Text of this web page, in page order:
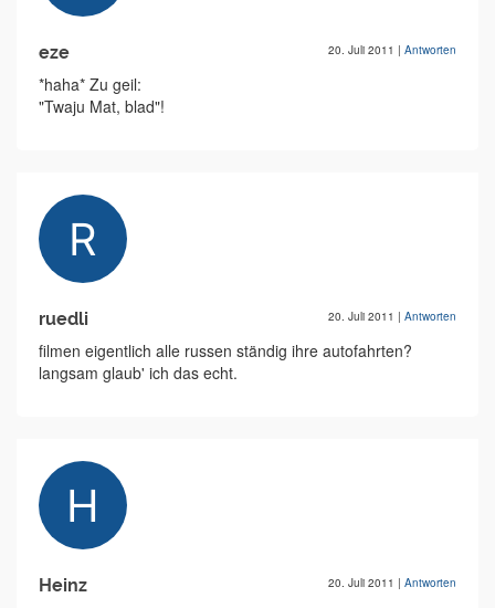
eze 20. Juli 2011 | Antworten
*haha* Zu geil:
"Twaju Mat, blad"!
ruedli 20. Juli 2011 | Antworten
filmen eigentlich alle russen ständig ihre autofahrten?
langsam glaub' ich das echt.
Heinz 20. Juli 2011 | Antworten